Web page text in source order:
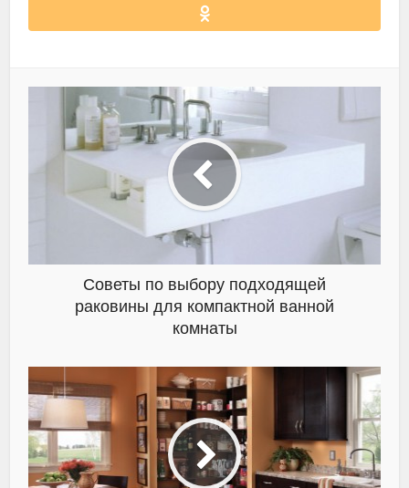
Советы по выбору подходящей
раковины для компактной ванной
комнаты